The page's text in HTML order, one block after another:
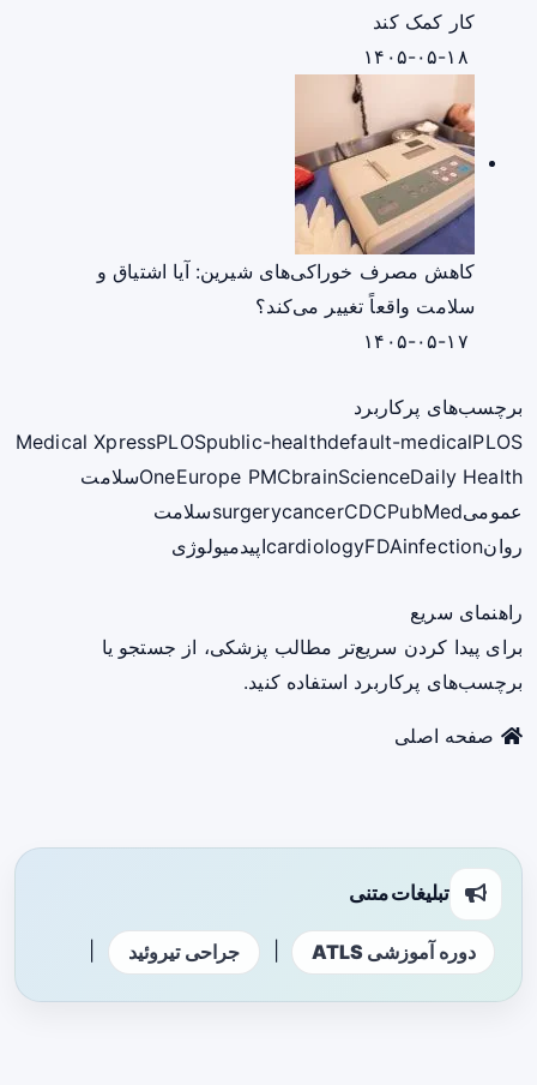
کار کمک کند
کاهش مصرف خوراکی‌های شیرین: آیا اشتیاق و
سلامت واقعاً تغییر می‌کند؟
برچسب‌های پرکاربرد
Medical XpressPLOSpublic-healthdefault-medicalPLOS
OneEurope PMCbrainScienceDaily Health
سلامت
عمومی
surgerycancerCDCPubMed
سلامت
روان
cardiologyFDAinfection اپیدمیولوژی
راهنمای سریع
برای پیدا کردن سریع‌تر مطالب پزشکی، از جستجو یا
برچسب‌های پرکاربرد استفاده کنید.
صفحه اصلی
تبلیغات متنی
دوره آموزشی ATLS جراحی تیروئید